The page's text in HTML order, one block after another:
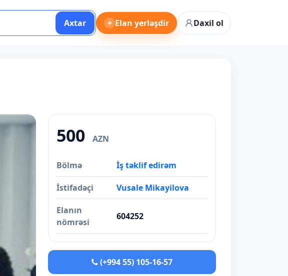
Axtar + Elan yerləşdir Daxil ol
500 AZN
Bölmə İş təklif edirəm
İstifadəçi Vusale Mikayilova
Elanın
nömrəsi
604252
(+994 55) 105-16-57